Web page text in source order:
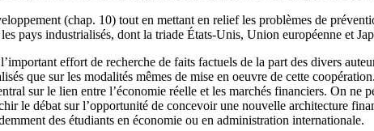
(chap. 10) tout en mettant en relief les problèmes de
pays industrialisés, dont la triade États-Unis, Union européenne et
effort de recherche de faits factuels de la part des divers
que sur les modalités mêmes de mise en oeuvre de cette
sur le lien entre l’économie réelle et les marchés financiers. On ne
le débat sur l’opportunité de concevoir une nouvelle architecture
des étudiants en économie ou en administration internationale.